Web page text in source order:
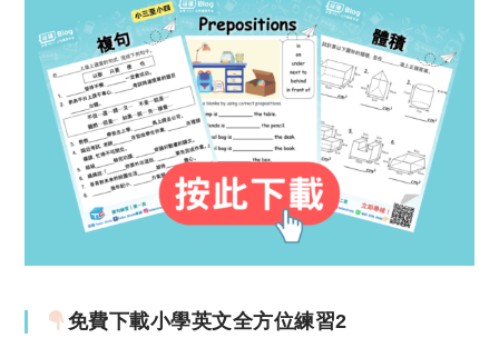
免費下載小學英文全方位練習2